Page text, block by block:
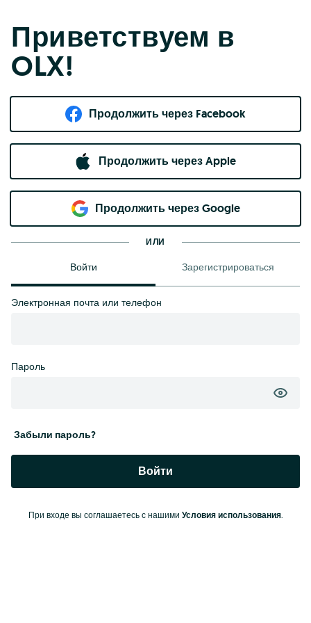
Приветствуем в
OLX!
Продолжить через Facebook
Продолжить через Apple
Продолжить через Google
ИЛИ
Войти Зарегистрироваться
Электронная почта или телефон
Пароль
Забыли пароль?
Войти
При входе вы соглашаетесь с нашими Условия использования.